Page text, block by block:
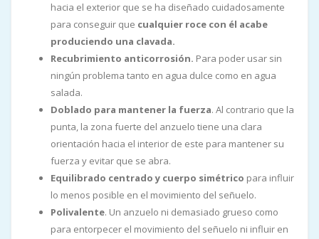
hacia el exterior que se ha diseñado cuidadosamente
para conseguir que cualquier roce con él acabe
produciendo una clavada.
Recubrimiento anticorrosión. Para poder usar sin
ningún problema tanto en agua dulce como en agua
salada.
Doblado para mantener la fuerza. Al contrario que la
punta, la zona fuerte del anzuelo tiene una clara
orientación hacia el interior de este para mantener su
fuerza y evitar que se abra.
Equilibrado centrado y cuerpo simétrico para influir
lo menos posible en el movimiento del señuelo.
Polivalente. Un anzuelo ni demasiado grueso como
para entorpecer el movimiento del señuelo ni influir en